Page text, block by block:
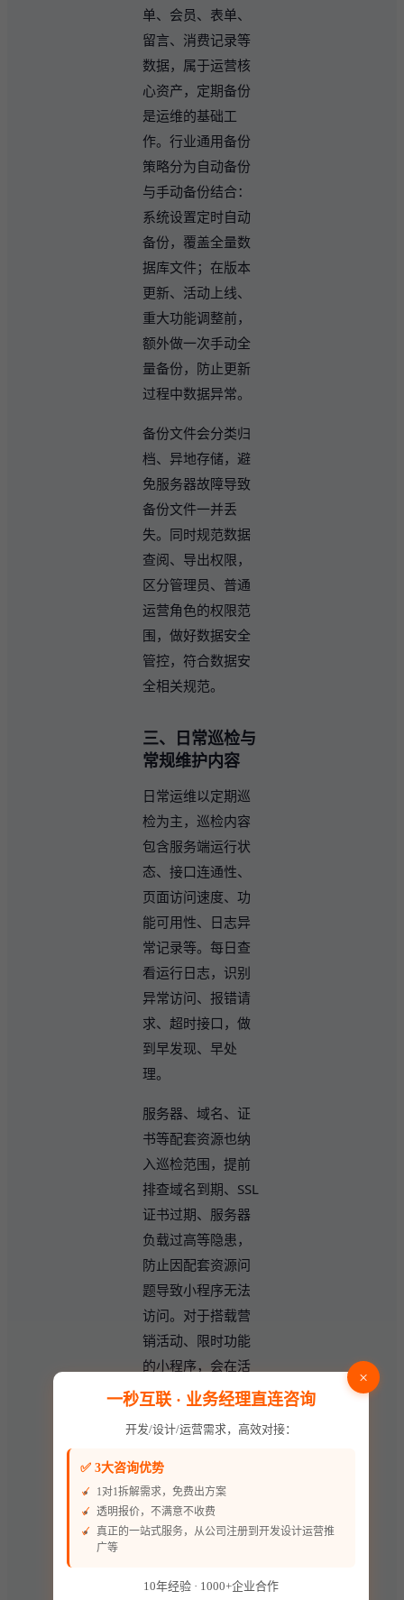
单、会员、表单、
留言、消费记录等
数据，属于运营核
心资产，定期备份
是运维的基础工
作。行业通用备份
策略分为自动备份
与手动备份结合：
系统设置定时自动
备份，覆盖全量数
据库文件；在版本
更新、活动上线、
重大功能调整前，
额外做一次手动全
量备份，防止更新
过程中数据异常。
备份文件会分类归
档、异地存储，避
免服务器故障导致
备份文件一并丢
失。同时规范数据
查阅、导出权限，
区分管理员、普通
运营角色的权限范
围，做好数据安全
管控，符合数据安
全相关规范。
三、日常巡检与
常规维护内容
日常运维以定期巡
检为主，巡检内容
包含服务端运行状
态、接口连通性、
页面访问速度、功
能可用性、日志异
常记录等。每日查
看运行日志，识别
异常访问、报错请
求、超时接口，做
到早发现、早处
理。
服务器、域名、证
书等配套资源也纳
入巡检范围，提前
排查域名到期、SSL
证书过期、服务器
负载过高等隐患，
防止因配套资源问
题导致小程序无法
访问。对于搭载营
销活动、限时功能
的小程序，会在活
动结束后及时清理
化运行。
四、常见故障类
型与基础排查思
×
一秒互联 · 业务经理直连咨询
开发/设计/运营需求，高效对接：
✅ 3大咨询优势
1对1拆解需求，免费出方案
透明报价，不满意不收费
真正的一站式服务，从公司注册到开发设计运营推
广等
10年经验 · 1000+企业合作